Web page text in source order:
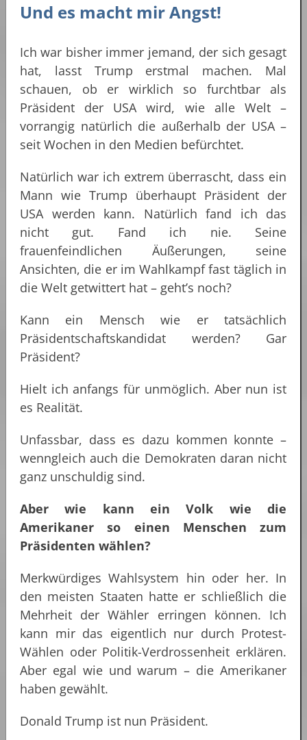
Und es macht mir Angst!
Ich war bisher immer jemand, der sich gesagt
hat, lasst Trump erstmal machen. Mal
schauen, ob er wirklich so furchtbar als
Präsident der USA wird, wie alle Welt –
vorrangig natürlich die außerhalb der USA –
seit Wochen in den Medien befürchtet.
Natürlich war ich extrem überrascht, dass ein
Mann wie Trump überhaupt Präsident der
USA werden kann. Natürlich fand ich das
nicht gut. Fand ich nie. Seine
frauenfeindlichen Äußerungen, seine
Ansichten, die er im Wahlkampf fast täglich in
die Welt getwittert hat – geht’s noch?
Kann ein Mensch wie er tatsächlich
Präsidentschaftskandidat werden? Gar
Präsident?
Hielt ich anfangs für unmöglich. Aber nun ist
es Realität.
Unfassbar, dass es dazu kommen konnte –
wenngleich auch die Demokraten daran nicht
ganz unschuldig sind.
Aber wie kann ein Volk wie die
Amerikaner so einen Menschen zum
Präsidenten wählen?
Merkwürdiges Wahlsystem hin oder her. In
den meisten Staaten hatte er schließlich die
Mehrheit der Wähler erringen können. Ich
kann mir das eigentlich nur durch Protest-
Wählen oder Politik-Verdrossenheit erklären.
Aber egal wie und warum – die Amerikaner
haben gewählt.
Donald Trump ist nun Präsident.